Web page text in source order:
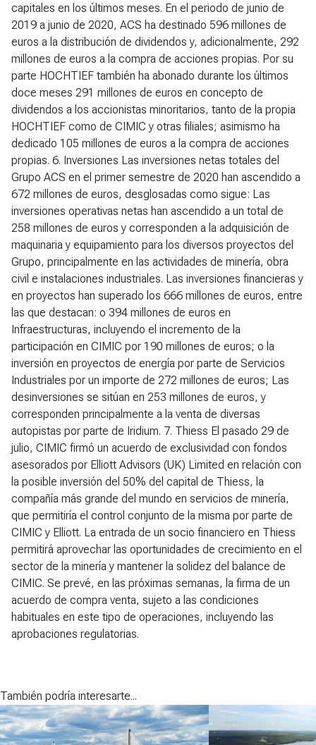
capitales en los últimos meses. En el periodo de junio de
2019 a junio de 2020, ACS ha destinado 596 millones de
euros a la distribución de dividendos y, adicionalmente, 292
millones de euros a la compra de acciones propias. Por su
parte HOCHTIEF también ha abonado durante los últimos
doce meses 291 millones de euros en concepto de
dividendos a los accionistas minoritarios, tanto de la propia
HOCHTIEF como de CIMIC y otras filiales; asimismo ha
dedicado 105 millones de euros a la compra de acciones
propias. 6. Inversiones Las inversiones netas totales del
Grupo ACS en el primer semestre de 2020 han ascendido a
672 millones de euros, desglosadas como sigue: Las
inversiones operativas netas han ascendido a un total de
258 millones de euros y corresponden a la adquisición de
maquinaria y equipamiento para los diversos proyectos del
Grupo, principalmente en las actividades de minería, obra
civil e instalaciones industriales. Las inversiones financieras y
en proyectos han superado los 666 millones de euros, entre
las que destacan: o 394 millones de euros en
Infraestructuras, incluyendo el incremento de la
participación en CIMIC por 190 millones de euros; o la
inversión en proyectos de energía por parte de Servicios
Industriales por un importe de 272 millones de euros; Las
desinversiones se sitúan en 253 millones de euros, y
corresponden principalmente a la venta de diversas
autopistas por parte de Iridium. 7. Thiess El pasado 29 de
julio, CIMIC firmó un acuerdo de exclusividad con fondos
asesorados por Elliott Advisors (UK) Limited en relación con
la posible inversión del 50% del capital de Thiess, la
compañía más grande del mundo en servicios de minería,
que permitiría el control conjunto de la misma por parte de
CIMIC y Elliott. La entrada de un socio financiero en Thiess
permitirá aprovechar las oportunidades de crecimiento en el
sector de la minería y mantener la solidez del balance de
CIMIC. Se prevé, en las próximas semanas, la firma de un
acuerdo de compra venta, sujeto a las condiciones
habituales en este tipo de operaciones, incluyendo las
aprobaciones regulatorias.
También podría interesarte...